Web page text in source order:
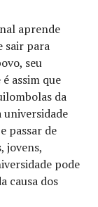
aprende
sair para
seu
assim que
da
universidade
passar de
jovens,
pode
causa dos